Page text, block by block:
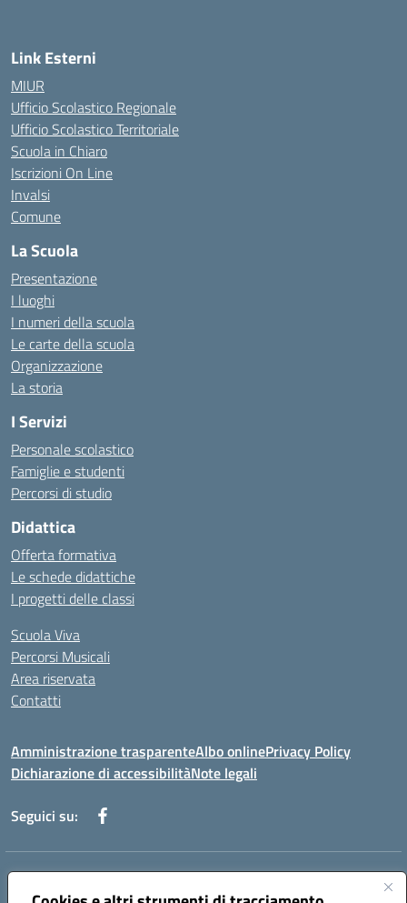
Link Esterni
MIUR
Ufficio Scolastico Regionale
Ufficio Scolastico Territoriale
Scuola in Chiaro
Iscrizioni On Line
Invalsi
Comune
La Scuola
Presentazione
I luoghi
I numeri della scuola
Le carte della scuola
Organizzazione
La storia
I Servizi
Personale scolastico
Famiglie e studenti
Percorsi di studio
Didattica
Offerta formativa
Le schede didattiche
I progetti delle classi
Scuola Viva
Percorsi Musicali
Area riservata
Contatti
Amministrazione trasparenteAlbo onlinePrivacy Policy
Dichiarazione di accessibilitàNote legali
Seguici su:
Indirizzo:
Centralino:089868360 Email:saic857007@istruzione.it